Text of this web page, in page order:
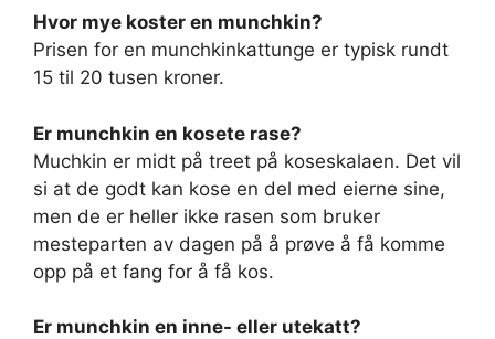
Hvor mye koster en munchkin?
Prisen for en munchkinkattunge er typisk rundt
15 til 20 tusen kroner.
Er munchkin en kosete rase?
Muchkin er midt på treet på koseskalaen. Det vil
si at de godt kan kose en del med eierne sine,
men de er heller ikke rasen som bruker
mesteparten av dagen på å prøve å få komme
opp på et fang for å få kos.
Er munchkin en inne- eller utekatt?